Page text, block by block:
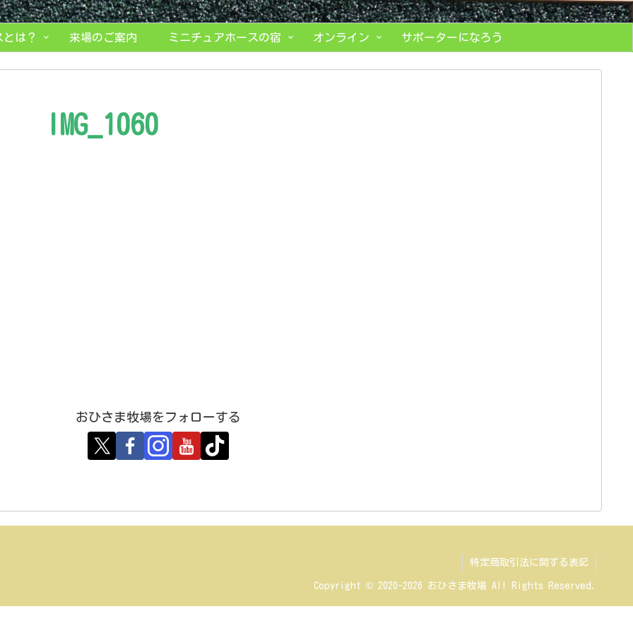
は？ 来場のご案内 ミニチュアホースの宿 オンライン サポーターになろう
IMG_1060
おひさま牧場をフォローする
特定商取引法に関する表記
Copyright © 2020-2026 おひさま牧場 All Rights Reserved.